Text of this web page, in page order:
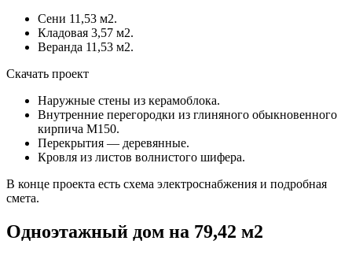
Сени 11,53 м2.
Кладовая 3,57 м2.
Веранда 11,53 м2.
Скачать проект
Наружные стены из керамоблока.
Внутренние перегородки из глиняного обыкновенного
кирпича М150.
Перекрытия — деревянные.
Кровля из листов волнистого шифера.
В конце проекта есть схема электроснабжения и подробная
смета.
Одноэтажный дом на 79,42 м2